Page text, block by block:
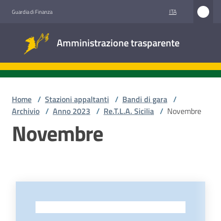
Guardia di Finanza ITA
Amministrazione trasparente
trasparente
Accesso
civico
appaltanti
Home / Stazioni appaltanti / Bandi di gara /
Archivio / Anno 2023 / Re.T.L.A. Sicilia / Novembre
Novembre
-